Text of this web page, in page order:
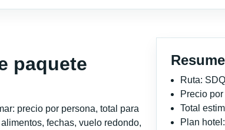
paquete
precio por persona, total para
fechas, vuelo redondo,
Ruta:
Precio
Total
Plan